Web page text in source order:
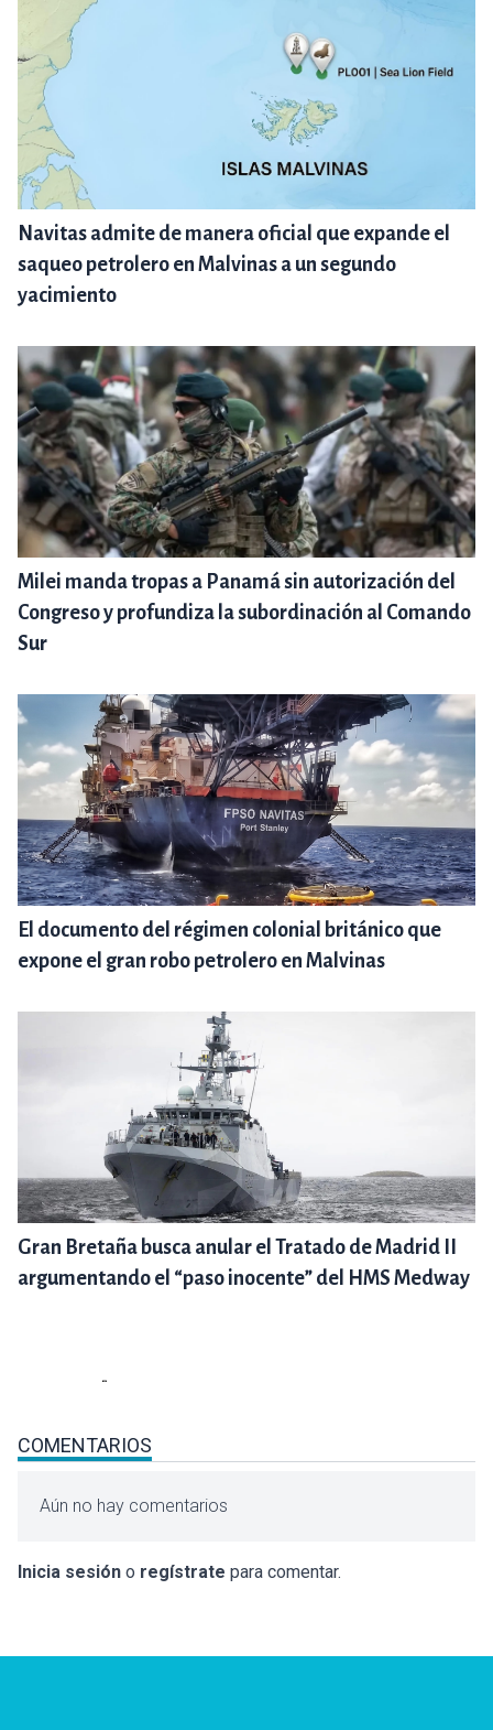
Navitas admite de manera oficial que expande el
saqueo petrolero en Malvinas a un segundo
yacimiento
Milei manda tropas a Panamá sin autorización del
Congreso y profundiza la subordinación al Comando
Sur
El documento del régimen colonial británico que
expone el gran robo petrolero en Malvinas
Gran Bretaña busca anular el Tratado de Madrid II
argumentando el “paso inocente” del HMS Medway
COMENTARIOS
Aún no hay comentarios
Inicia sesión o regístrate para comentar.